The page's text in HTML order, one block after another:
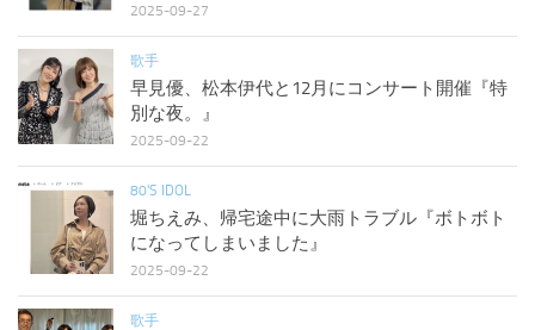
2025-09-27
歌手
早見優、松本伊代と12月にコンサート開催『特
別な夜。』
2025-09-22
80'S IDOL
堀ちえみ、帰宅途中に大雨トラブル『ボトボト
になってしまいました』
2025-09-22
歌手